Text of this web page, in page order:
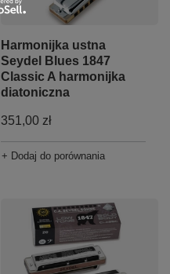
Harmonijka ustna
Seydel Blues 1847
Classic A harmonijka
diatoniczna
351,00 zł
+ Dodaj do porównania